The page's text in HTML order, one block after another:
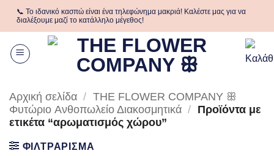
📞 Το ιδανικό κασπώ είναι ένα τηλεφώνημα μακριά! Καλέστε μας για να
διαλέξουμε μαζί το κατάλληλο μέγεθος!
Αρχική σελίδα / THE FLOWER COMPANY ꕥ
Φυτώριο Aνθοπωλείο Διακοσμητικά / Προϊόντα με
ετικέτα “αρωματισμός χώρου”
ΦΙΛΤΡΑΡΙΣΜΑ